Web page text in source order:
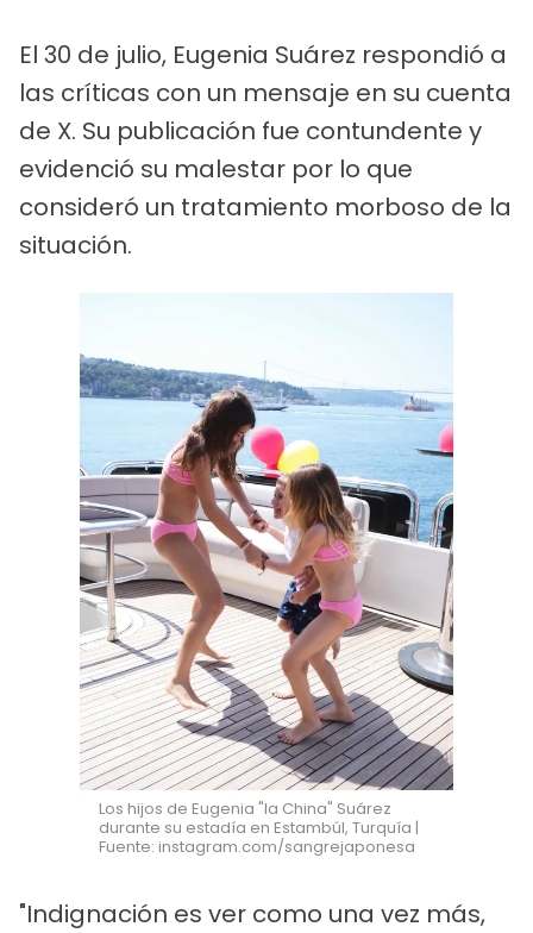
El 30 de julio, Eugenia Suárez respondió a
las críticas con un mensaje en su cuenta
de X. Su publicación fue contundente y
evidenció su malestar por lo que
consideró un tratamiento morboso de la
situación.
Los hijos de Eugenia "la China" Suárez
durante su estadía en Estambúl, Turquía |
Fuente: instagram.com/sangrejaponesa
"Indignación es ver como una vez más,